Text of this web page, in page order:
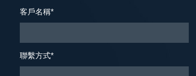
客戶名稱*
聯繫方式*